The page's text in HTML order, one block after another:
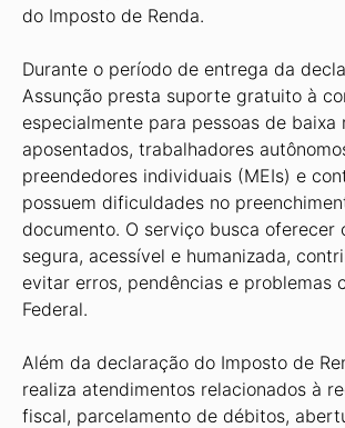
do Imposto de Renda.
Durante o período de entrega da
Assunção presta suporte gratuito à
especialmente para pessoas de baixa
aposentados, trabalhadores
preendedores individuais (MEIs) e
possuem difi­culdades no
documento. O serviço busca oferecer
segura, acessível e humanizada,
evitar erros, pendências e problemas
Federal.
Além da declaração do Imposto de
realiza atendi­mentos relacionados à
fiscal, parcelamento de débitos,